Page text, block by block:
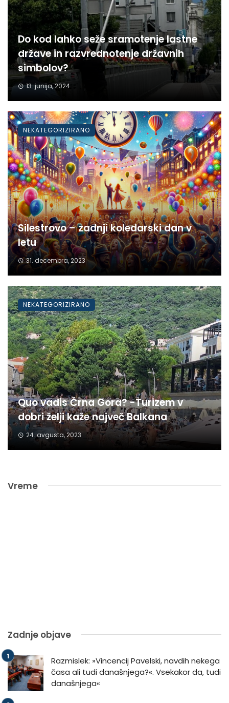
Do kod lahko seže sramotenje lastne
države in razvrednotenje državnih
simbolov?
13. junija, 2024
Silestrovo – zadnji koledarski dan v
letu
31. decembra, 2023
NEKATEGORIZIRANO
Quo vadis Črna Gora? -Turizem v
dobri želji kaže največ Balkana
24. avgusta, 2023
NEKATEGORIZIRANO
Vreme
Zadnje objave
Razmislek: »Vincencij Pavelski, navdih nekega
časa ali tudi današnjega?«. Vsekakor da, tudi
današnjega«